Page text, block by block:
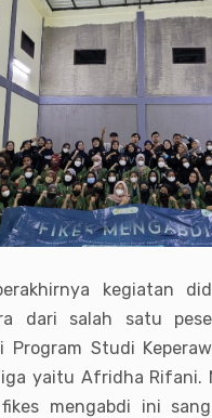
kegiatan
dari salah satu
Program Studi
yaitu Afridha Rifani.
mengabdi ini